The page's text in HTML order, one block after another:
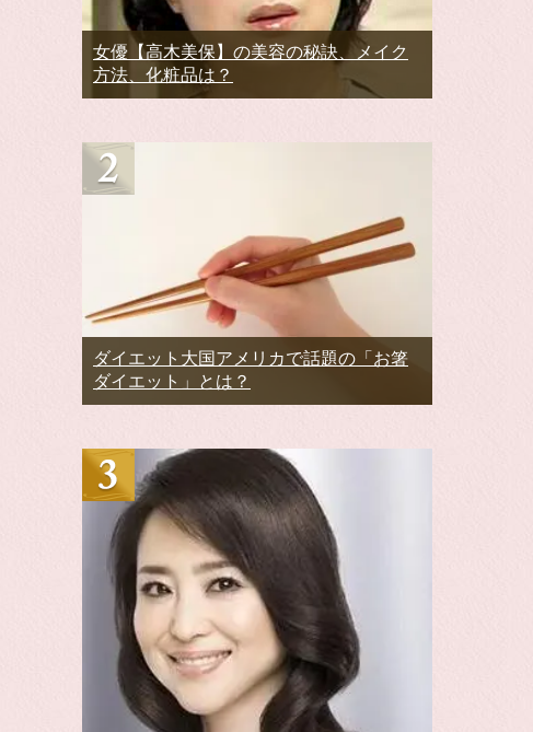
女優【高木美保】の美容の秘訣、メイク
方法、化粧品は？
ダイエット大国アメリカで話題の「お箸
ダイエット」とは？